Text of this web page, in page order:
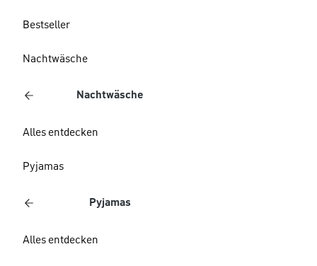
Bestseller
Nachtwäsche
Nachtwäsche
Alles entdecken
Pyjamas
Pyjamas
Alles entdecken